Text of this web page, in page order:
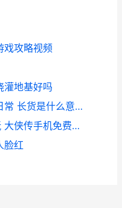
戏攻略视频
灌地基好吗
CJ薅货记：大长腿和猴儿的日常 长货是什么意思啊
大侠立志传手机版不收费试玩 大侠传手机免费版下载
脸红